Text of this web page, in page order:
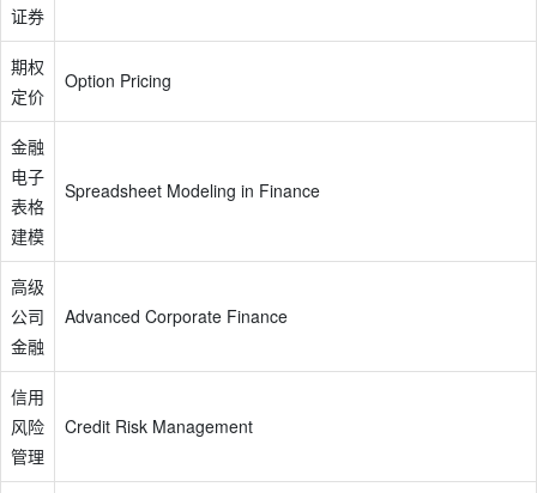
证券
期权
定价
Option Pricing
金融
电子
表格
建模
Spreadsheet Modeling in Finance
高级
公司
金融
Advanced Corporate Finance
信用
风险
管理
Credit Risk Management